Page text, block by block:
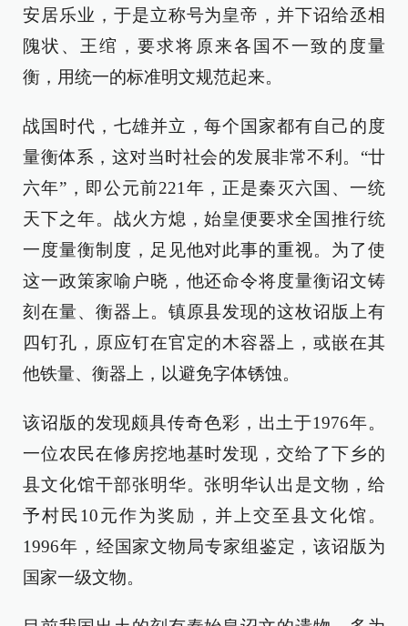
安居乐业，于是立称号为皇帝，并下诏给丞相
隗状、王绾，要求将原来各国不一致的度量
衡，用统一的标准明文规范起来。
战国时代，七雄并立，每个国家都有自己的度
量衡体系，这对当时社会的发展非常不利。“廿
六年”，即公元前221年，正是秦灭六国、一统
天下之年。战火方熄，始皇便要求全国推行统
一度量衡制度，足见他对此事的重视。为了使
这一政策家喻户晓，他还命令将度量衡诏文铸
刻在量、衡器上。镇原县发现的这枚诏版上有
四钉孔，原应钉在官定的木容器上，或嵌在其
他铁量、衡器上，以避免字体锈蚀。
该诏版的发现颇具传奇色彩，出土于1976年。
一位农民在修房挖地基时发现，交给了下乡的
县文化馆干部张明华。张明华认出是文物，给
予村民10元作为奖励，并上交至县文化馆。
1996年，经国家文物局专家组鉴定，该诏版为
国家一级文物。